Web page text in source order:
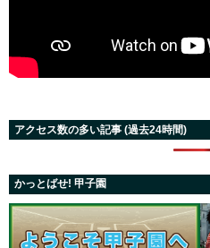
アクセス数の多い記事 (過去24時間)
かっとばせ! 甲子園